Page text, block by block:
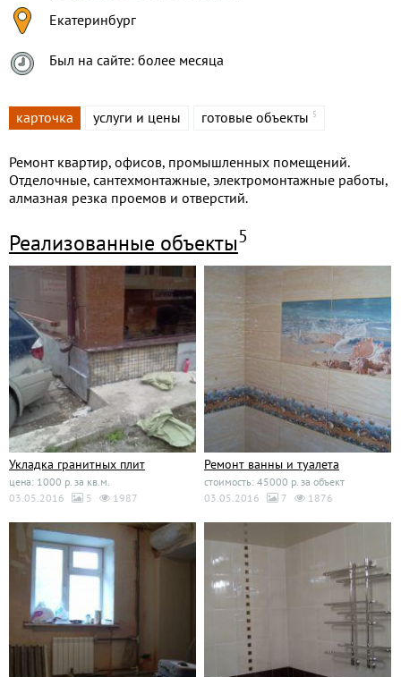
Екатеринбург
Был на сайте: более месяца
карточка услуги и цены готовые объекты 5
Ремонт квартир, офисов, промышленных помещений.
Отделочные, сантехмонтажные, электромонтажные работы,
алмазная резка проемов и отверстий.
Реализованные объекты5
Укладка гранитных плит
цена: 1000 р. за кв.м.
03.05.2016
5 1987
Ремонт ванны и туалета
стоимость: 45000 р. за объект
03.05.2016
7 1876